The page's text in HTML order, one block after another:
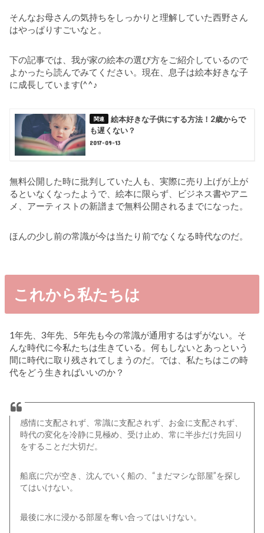
そんなお母さんの気持ちをしっかりと理解していた西野さん
はやっぱりすごいなと。
下の記事では、我が家の絵本の選び方をご紹介しているので
よかったら読んでみてください。現在、息子は絵本好きな子
に成長しています(^^♪
絵本好きな子供にする方法！2歳からで
も遅くない？
2017-09-13
無料公開した時に批判していた人も、実際に売り上げが上が
るといなくなったようで、絵本に限らず、ビジネス書やアニ
メ、アーティストの新譜まで無料公開されるまでになった。
ほんの少し前の常識が今は当たり前でなくなる時代なのだ。
これから私たちは
1年先、3年先、5年先も今の常識が通用するはずがない。そ
んな時代に今私たちは生きている。何もしないとあっという
間に時代に取り残されてしまうのだ。では、私たちはこの時
代をどう生きればいいのか？
感情に支配されず、常識に支配されず、お金に支配されず、
時代の変化を冷静に見極め、受け止め、常に半歩だけ先回り
をすることだ大切だ。
船底に穴が空き、沈んでいく船の、“まだマシな部屋”を探し
てはいけない。
最後に水に浸かる部屋を奪い合ってはいけない。